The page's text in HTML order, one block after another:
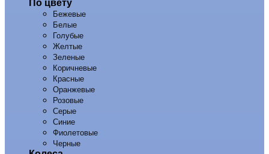
По цвету
Бежевые
Белые
Голубые
Желтые
Зеленые
Коричневые
Красные
Оранжевые
Розовые
Серые
Синие
Фиолетовые
Черные